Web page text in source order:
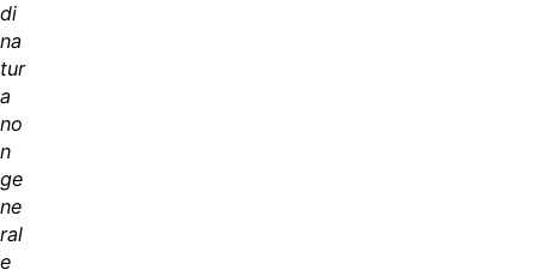
di
na
tur
a
no
n
ge
ne
ral
e